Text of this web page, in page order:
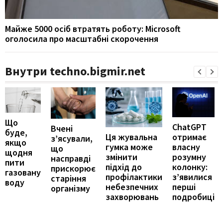
Майже 5000 осіб втратять роботу: Microsoft
оголосила про масштабні скорочення
Внутри techno.bigmir.net
Що
буде,
якщо
щодня
пити
газовану
воду
Вчені
з’ясували,
що
насправді
прискорює
старіння
організму
Ця жувальна
гумка може
змінити
підхід до
профілактики
небезпечних
захворювань
ChatGPT
отримає
власну
розумну
колонку:
з’явилися
перші
подробиці